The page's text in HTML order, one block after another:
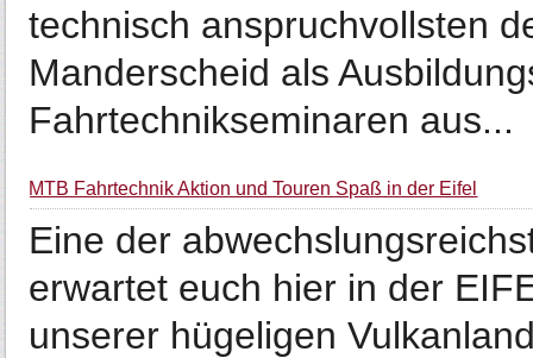
technisch anspruchvollsten
Manderscheid als
Fahrtechnikseminaren aus...
MTB Fahrtechnik Aktion und Touren Spaß in der Eifel
Eine der
erwartet euch hier in der
unserer hügeligen